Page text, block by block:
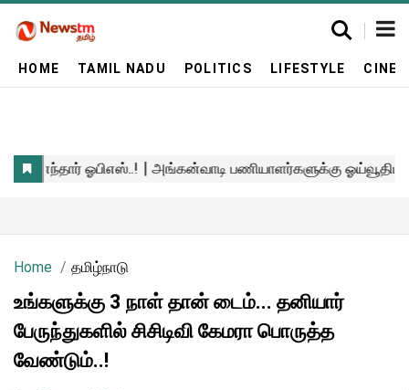
HOME TAMIL NADU POLITICS LIFESTYLE
Home தமிழ்நாடு
உங்களுக்கு 3 நாள் தான் டைம்... தனியார்
பேருந்துகளில் சிசிடிவி கேமரா பொருத்த
வேண்டும்..!